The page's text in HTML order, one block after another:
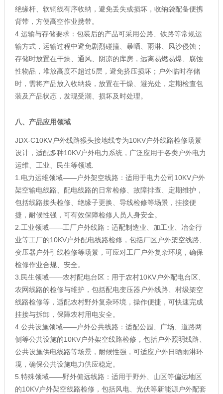
绝缘杆、软铜线有序收纳，避免丢失或损坏，收纳袋配备便携
背带，方便高空作业携带。
4.运输与存储要求：包装后的产品可采用公路、铁路等常规运
输方式，运输过程中避免剧烈碰撞、暴晒、雨淋、风沙侵蚀；
存储时放置在干燥、通风、阴凉的库房，远离易燃易爆、腐蚀
性物品，堆放高度不超过5层，避免挤压损坏；户外临时存储
时，需将产品放入收纳袋，放置在干燥、避光处，定期检查包
装及产品状态，发现受潮、损坏及时处理。
八、产品应用领域
JDX-C10KV户外线路猴头接地线专为10KV户外线路检修场景
设计，适配多种10KV户外电力系统，广泛应用于各类户外电力
运维、工业、民生等领域.
1.电力运维领域——户外架空线路：适用于电力公司10KV户外
架空输电线路、配电线路的日常检修、故障排查、定期维护，
包括线路接头检修、绝缘子更换、导线检修等场景，挂接便
捷，耐候性强，可有效保障检修人员人身安全。
2.工业领域——工厂户外线路：适配制造业、加工业、冶金行
业等工厂的10KV户外配电线路检修，包括厂区户外架空线路、
变压器户外引线检修等场景，可应对工厂户外复杂环境，确保
检修作业合规、安全。
3.民生领域——农村配电台区：用于农村10KV户外配电台区、
农网线路的检修与维护，包括配电变压器户外线路、村级架空
线路检修等，适配农村野外复杂环境，操作便捷，可快速完成
挂接与拆卸，保障农村用电安全。
4.公共设施领域——户外公共线路：适配公园、广场、道路两
侧等公共设施的10KV户外架空线路检修，包括户外照明线路、
公共设施供电线路等场景，耐候性强，可适应户外日晒雨淋环
境，确保公共设施电力供应稳定。
5.特殊领域——野外偏远线路：适用于野外、山区等偏远地区
的10KV户外架空线路检修，包括风电、光伏等新能源户外配套